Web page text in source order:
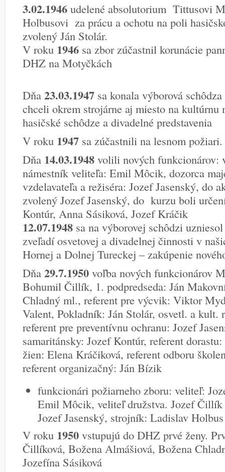
3.02.1946udelené absolutorium Tittusovi
Holbusovi za prácu a ochotu na poli
zvolený Ján Stolár.
V roku 1946 sa zbor zúčastnil korunácie
DHZ na Motyčkách
Dňa 23.03.1947sa konala výborová
chceli okrem strojárne aj miesto na kultúrnu
hasičské schôdze a divadelné predstavenia
V roku 1947 sa zúčastnili na lesnom požiari.
Dňa 14.03.1948volili nových funkcionárov:
námestník veliteľa: Emil Môcik, dozorca
vzdelavateľa a režiséra: Jozef Jasenský, do
zvolený Jozef Jasenský, do kurzu boli
Kontúr, Anna Sásiková, Jozef Kráčik
12.07.1948sa na výborovej schôdzi
zveľadí osvetovej a divadelnej činnosti v
Hornej a Dolnej Tureckej – zakúpenie
Dňa 29.7.1950voľba nových funkcionárov
Bohumil Čillík, 1. podpredseda: Ján
Chladný ml., referent pre výcvik: Viktor
Valent, Pokladník: Ján Stolár, osvetl. a kult.
referent pre preventívnu ochranu: Jozef
samaritánsky: Jozef Kontúr, referent
žien: Elena Kráčiková, referent odboru
referent organizačný: Ján Bízik
funkcionári požiarneho zboru: veliteľ:
Emil Môcik, veliteľ družstva. Jozef Čillík
Jozef Jasenský, strojník: Ladislav Holbus
V roku 1950 vstupujú do DHZ prvé ženy.
Čillíková, Božena Almášiová, Božena
Jozefína Sásiková